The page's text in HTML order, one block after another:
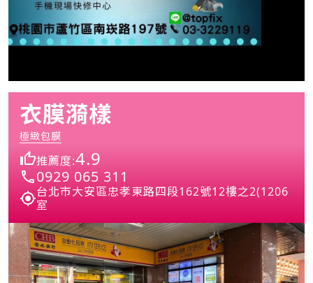
衣膜漪樣
極緻包膜
推薦度:4.9
0929 065 311
台北市大安區忠孝東路四段162號12樓之2(1206
室